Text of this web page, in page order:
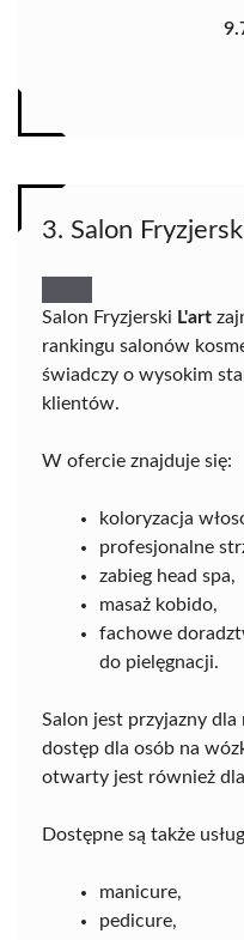
3. Salon
Salon Fryzjerski L'art
rankingu salonów
świadczy o wysokim
klientów.
W ofercie znajduje się:
koloryzacja
profesjonalne
zabieg head spa,
masaż kobido,
fachowe
do pielęgnacji.
Salon jest przyjazny
dostęp dla osób na
otwarty jest również
Dostępne są także
manicure,
pedicure,